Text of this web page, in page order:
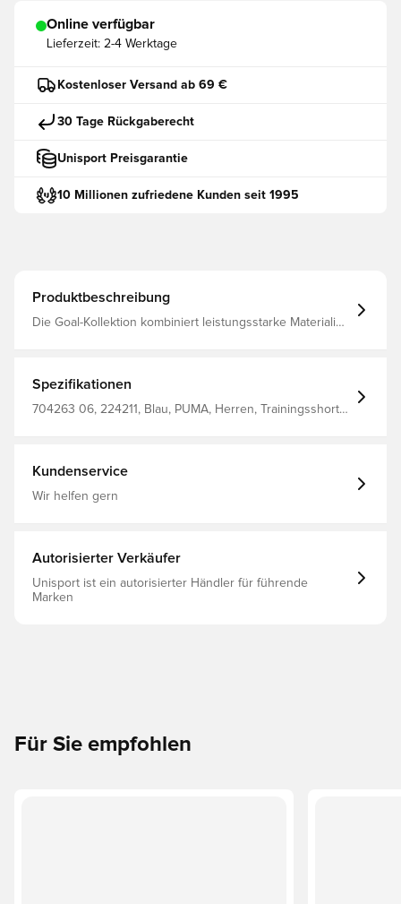
Online verfügbar
Lieferzeit: 2-4 Werktage
Kostenloser Versand ab 69 €
30 Tage Rückgaberecht
Unisport Preisgarantie
10 Millionen zufriedene Kunden seit 1995
Produktbeschreibung
Die Goal-Kollektion kombiniert leistungsstarke Materialien
Spezifikationen
704263 06, 224211, Blau, PUMA, Herren, Trainingsshorts,
Kundenservice
Wir helfen gern
Autorisierter Verkäufer
Unisport ist ein autorisierter Händler für führende
Marken
Für Sie empfohlen